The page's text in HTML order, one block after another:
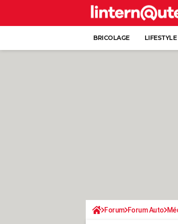
BRICOLAGE LIFESTYLE
Forum Forum Auto